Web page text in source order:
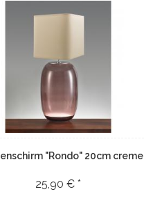
"Rondo" 20cm creme
25,90 € *